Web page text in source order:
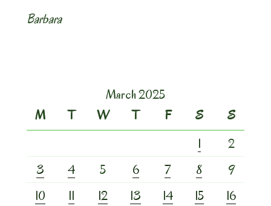
Barbara
March 2025
M
T W T F S
S
1
2
3
4 5 6 7 8
9
10
11 12 13 14 15
16